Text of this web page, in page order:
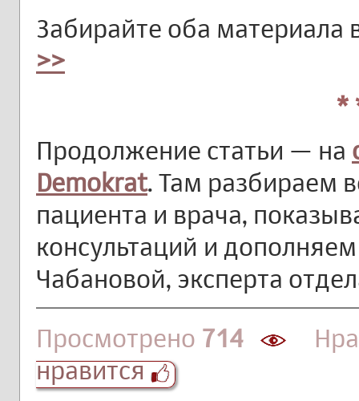
Забирайте оба материала
>>
*
Продолжение статьи — на
Demokrat. Там разбираем
пациента и врача,
консультаций и
Чабановой, эксперта
Просмотрено 714
нравится